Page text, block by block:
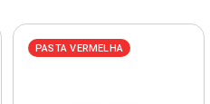
PASTA VERMELHA